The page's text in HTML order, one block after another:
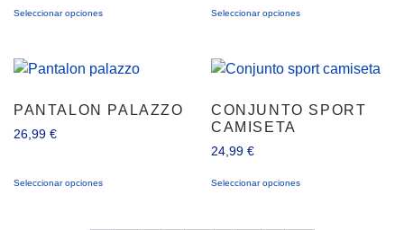
Seleccionar opciones Seleccionar opciones
PANTALON PALAZZO
26,99 €
Seleccionar opciones
CONJUNTO SPORT
CAMISETA
24,99 €
Seleccionar opciones